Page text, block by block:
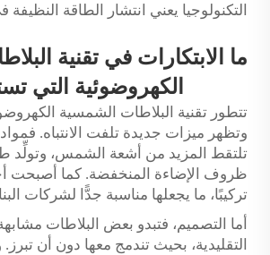
التكنولوجيا يعني انتشار الطاقة
ما الابتكارات في تقنية
الكهروضوئية التي
تتطور تقنية البلاطات الشمسية
وتظهر ميزات جديدة تلفت الانتباه. فمواد
تلتقط المزيد من أشعة الشمس، وتولِّد
ظروف الإضاءة المنخفضة. كما أصبحت
تركيبًا، ما يجعلها مناسبة جدًّا لشركات
أما التصميم، فتبدو بعض البلاطات
التقليدية، بحيث تندمج معها دون أن